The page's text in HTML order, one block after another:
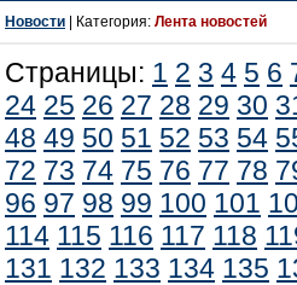
Новости | Категория: Лента новостей
Страницы: 1 2 3 4 5 6
24 25 26 27 28 29 30
48 49 50 51 52 53 54
72 73 74 75 76 77 78
96 97 98 99 100 101
114 115 116 117 118
131 132 133 134 135